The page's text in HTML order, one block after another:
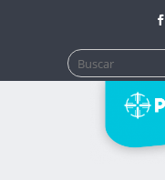
Buscar: